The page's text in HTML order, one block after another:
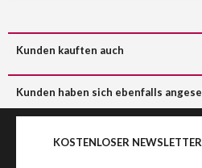
Kunden kauften auch
Kunden haben sich ebenfalls
KOSTENLOSER